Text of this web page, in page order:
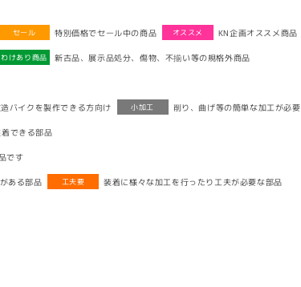
セール 特別価格でセール中の商品 オススメ KN企画オススメ商品
わけあり商品 新古品、展示品処分、傷物、不揃い等の規格外商品
バイクを製作できる方向け 小加工 削り、曲げ等の簡単な加工が必要
できる部品
です
ある部品 工夫要 装着に様々な加工を行ったり工夫が必要な部品